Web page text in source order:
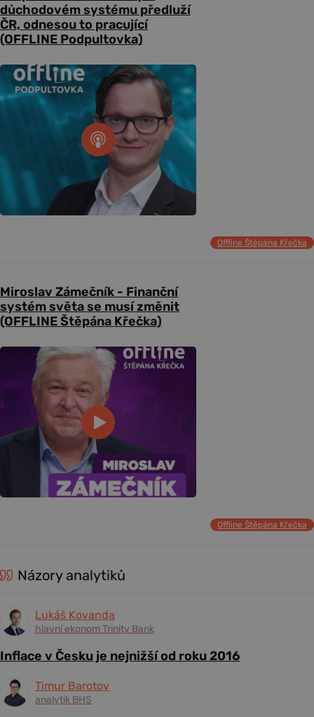
důchodovém systému předluží
ČR, odnesou to pracující
(OFFLINE Podpultovka)
Offline Štěpána Křečka
Miroslav Zámečník - Finanční
systém světa se musí změnit
(OFFLINE Štěpána Křečka)
Offline Štěpána Křečka
Názory analytiků
Lukáš Kovanda
hlavní ekonom Trinity Bank
Inflace v Česku je nejnižší od roku 2016
Timur Barotov
analytik BHS